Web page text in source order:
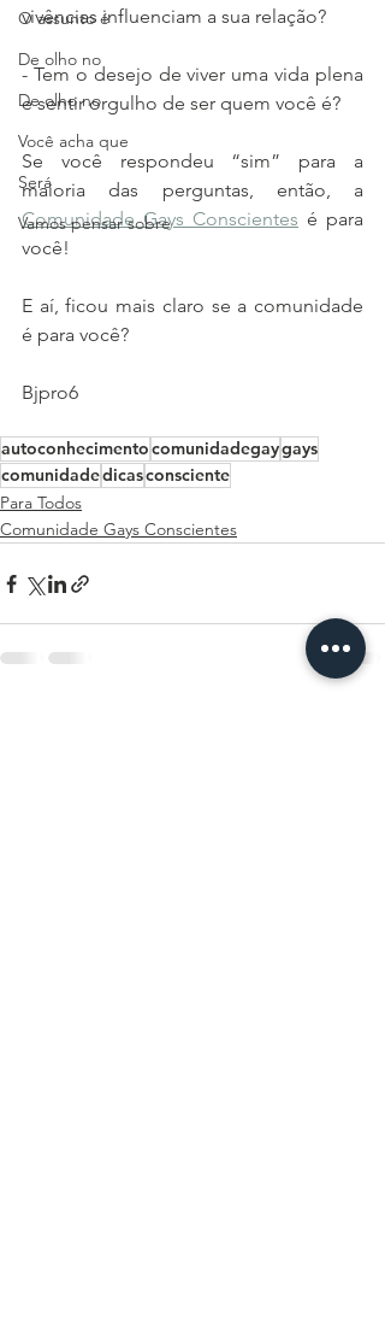
O assunto é
De olho no
De olho no
Você acha que
Será
Vamos pensar sobre
vivências influenciam a sua relação?
- Tem o desejo de viver uma vida plena
e sentir orgulho de ser quem você é?
Se você respondeu “sim” para a
Comunidade Gays Conscientes é para
você!
E aí, ficou mais claro se a comunidade
é para você?
Bjpro6
autoconhecimentocomunidadegaygays
comunidadedicasconsciente
Para Todos
Comunidade Gays Conscientes